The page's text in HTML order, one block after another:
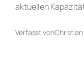
aktuellen
Verfasst von